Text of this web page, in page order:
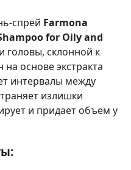
спрей Farmona
for Oily and
головы, склонной к
основе экстракта
интервалы между
излишки
и придает объем у